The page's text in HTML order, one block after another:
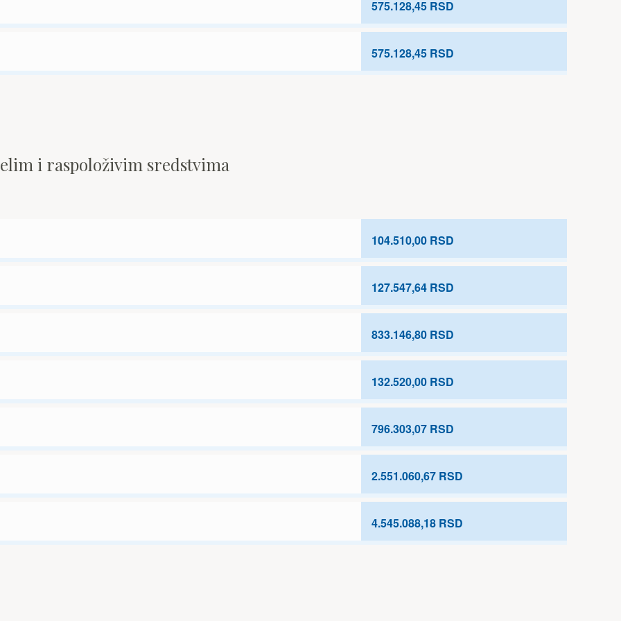
575.128,45 RSD
575.128,45 RSD
i raspoloživim sredstvima
104.510,00 RSD
127.547,64 RSD
833.146,80 RSD
132.520,00 RSD
796.303,07 RSD
2.551.060,67 RSD
4.545.088,18 RSD